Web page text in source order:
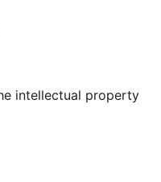
konto
intellectual property